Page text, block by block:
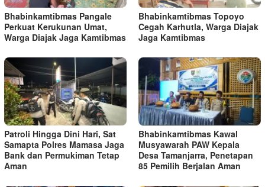
Bhabinkamtibmas Pangale
Perkuat Kerukunan Umat,
Warga Diajak Jaga Kamtibmas
Bhabinkamtibmas Topoyo
Cegah Karhutla, Warga Diajak
Jaga Kamtibmas
Patroli Hingga Dini Hari, Sat
Samapta Polres Mamasa Jaga
Bank dan Permukiman Tetap
Aman
Bhabinkamtibmas Kawal
Musyawarah PAW Kepala
Desa Tamanjarra, Penetapan
85 Pemilih Berjalan Aman